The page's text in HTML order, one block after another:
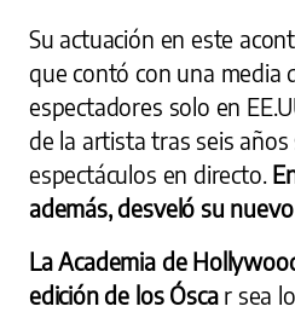
Su actuación en este
que contó con una media
espectadores solo en
de la artista tras seis
espectáculos en directo.
además, desveló su
La Academia de
edición de los Ósca r sea